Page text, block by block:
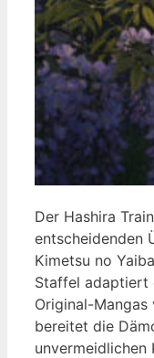
Der Hashira
entscheidenden
Kimetsu no
Staffel adaptiert
Original-Mangas
bereitet die
unvermeidlichen